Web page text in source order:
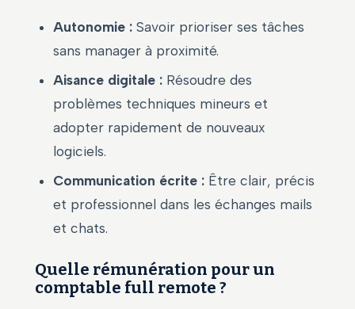
Autonomie : Savoir prioriser ses tâches
sans manager à proximité.
Aisance digitale : Résoudre des
problèmes techniques mineurs et
adopter rapidement de nouveaux
logiciels.
Communication écrite : Être clair, précis
et professionnel dans les échanges mails
et chats.
Quelle rémunération pour un
comptable full remote ?